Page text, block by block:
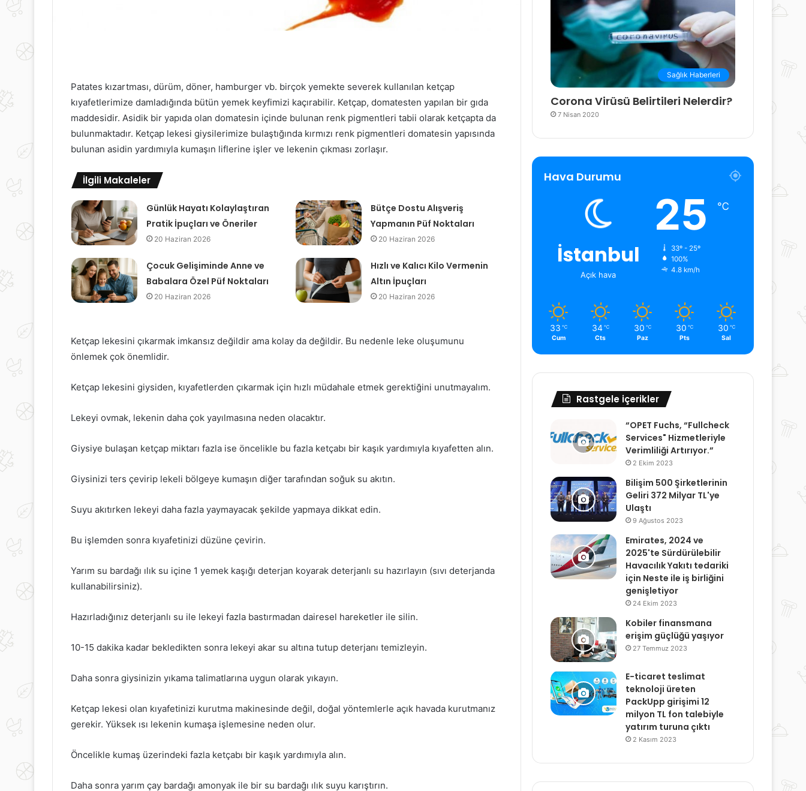
Patates kızartması, dürüm, döner, hamburger vb. birçok yemekte severek kullanılan ketçap
kıyafetlerimize damladığında bütün yemek keyfimizi kaçırabilir. Ketçap, domatesten yapılan bir gıda
maddesidir. Asidik bir yapıda olan domatesin içinde bulunan renk pigmentleri tabii olarak ketçapta da
bulunmaktadır. Ketçap lekesi giysilerimize bulaştığında kırmızı renk pigmentleri domatesin yapısında
bulunan asidin yardımıyla kumaşın liflerine işler ve lekenin çıkması zorlaşır.
İlgili Makaleler
Günlük Hayatı Kolaylaştıran
Pratik İpuçları ve Öneriler
20 Haziran 2026
Bütçe Dostu Alışveriş
Yapmanın Püf Noktaları
20 Haziran 2026
Çocuk Gelişiminde Anne ve
Babalara Özel Püf Noktaları
20 Haziran 2026
Hızlı ve Kalıcı Kilo Vermenin
Altın İpuçları
20 Haziran 2026
Ketçap lekesini çıkarmak imkansız değildir ama kolay da değildir. Bu nedenle leke oluşumunu
önlemek çok önemlidir.
Ketçap lekesini giysiden, kıyafetlerden çıkarmak için hızlı müdahale etmek gerektiğini unutmayalım.
Lekeyi ovmak, lekenin daha çok yayılmasına neden olacaktır.
Giysiye bulaşan ketçap miktarı fazla ise öncelikle bu fazla ketçabı bir kaşık yardımıyla kıyafetten alın.
Giysinizi ters çevirip lekeli bölgeye kumaşın diğer tarafından soğuk su akıtın.
Suyu akıtırken lekeyi daha fazla yaymayacak şekilde yapmaya dikkat edin.
Bu işlemden sonra kıyafetinizi düzüne çevirin.
Yarım su bardağı ılık su içine 1 yemek kaşığı deterjan koyarak deterjanlı su hazırlayın (sıvı deterjanda
kullanabilirsiniz).
Hazırladığınız deterjanlı su ile lekeyi fazla bastırmadan dairesel hareketler ile silin.
10-15 dakika kadar bekledikten sonra lekeyi akar su altına tutup deterjanı temizleyin.
Daha sonra giysinizin yıkama talimatlarına uygun olarak yıkayın.
Ketçap lekesi olan kıyafetinizi kurutma makinesinde değil, doğal yöntemlerle açık havada kurutmanız
gerekir. Yüksek ısı lekenin kumaşa işlemesine neden olur.
Öncelikle kumaş üzerindeki fazla ketçabı bir kaşık yardımıyla alın.
Daha sonra yarım çay bardağı amonyak ile bir su bardağı ılık suyu karıştırın.
Sağlık Haberleri
Corona Virüsü Belirtileri Nelerdir?
7 Nisan 2020
Hava Durumu
İstanbul
Açık hava
25 ℃
33º - 25º
100%
4.8 km/h
33 ℃
Cum
34 ℃
Cts
30 ℃
Paz
30 ℃
Pts
30 ℃
Sal
Rastgele içerikler
“OPET Fuchs, “Fullcheck
Services" Hizmetleriyle
Verimliliği Artırıyor.”
2 Ekim 2023
Bilişim 500 Şirketlerinin
Geliri 372 Milyar TL'ye
Ulaştı
9 Ağustos 2023
Emirates, 2024 ve
2025'te Sürdürülebilir
Havacılık Yakıtı tedariki
için Neste ile iş birliğini
genişletiyor
24 Ekim 2023
Kobiler finansmana
erişim güçlüğü yaşıyor
27 Temmuz 2023
E-ticaret teslimat
teknoloji üreten
PackUpp girişimi 12
milyon TL fon talebiyle
yatırım turuna çıktı
2 Kasım 2023